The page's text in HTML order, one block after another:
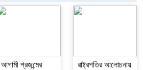
আগামী প্রজন্মের
রাষ্ট্রপতির আলোচনায়